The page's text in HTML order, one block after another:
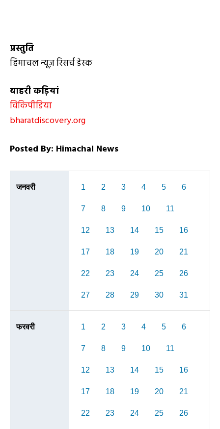
प्रस्तुति
हिमाचल न्यूज़ रिसर्च डेस्क
बाहरी कड़ियां
विकिपीडिया
bharatdiscovery.org
Posted By: Himachal News
जनवरी 1 2 3 4 5 6
7 8 9 10 11
12 13 14 15 16
17 18 19 20 21
22 23 24 25 26
27 28 29 30 31
फरवरी 1 2 3 4 5 6
7 8 9 10 11
12 13 14 15 16
17 18 19 20 21
22 23 24 25 26